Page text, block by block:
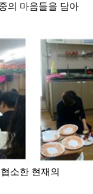
의 마음들을 담아
소한 현재의